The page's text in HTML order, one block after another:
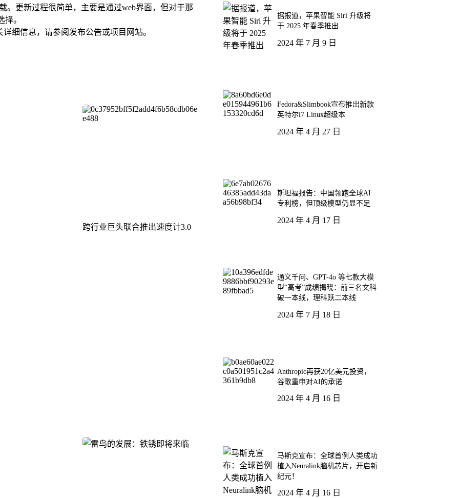
。更新过程很简单，主要是通过web界面，但对于那
。
细信息，请参阅发布公告或项目网站。
跨行业巨头联合推出速度计3.0
据报道，苹果智能 Siri 升级将
于 2025 年春季推出
2024 年 7 月 9 日
Fedora&Slimbook宣布推出新款
英特尔i7 Linux超级本
2024 年 4 月 27 日
斯坦福报告：中国领跑全球AI
专利榜，但顶级模型仍显不足
2024 年 4 月 17 日
通义千问、GPT-4o 等七款大模
型“高考”成绩揭晓：前三名文科
破一本线，理科跃二本线
2024 年 7 月 18 日
Anthropic再获20亿美元投资，
谷歌重申对AI的承诺
2024 年 4 月 16 日
马斯克宣布：全球首例人类成功
植入Neuralink脑机芯片，开启新
纪元！
2024 年 4 月 16 日